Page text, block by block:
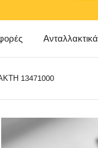
Ανταλλακτικά
13471000